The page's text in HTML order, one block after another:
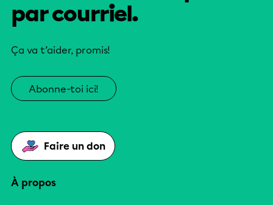
par courriel.
Ça va t’aider, promis!
Abonne-toi ici!
Faire un don
À propos